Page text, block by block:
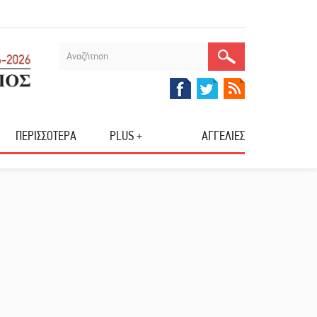
ΠΕΡΙΣΣΟΤΕΡΑ PLUS + ΑΓΓΕΛΙΕΣ